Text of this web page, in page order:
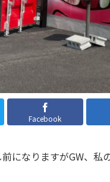
Facebook
になりますがGW、私